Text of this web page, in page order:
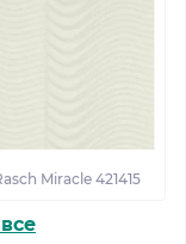
Miracle 421415